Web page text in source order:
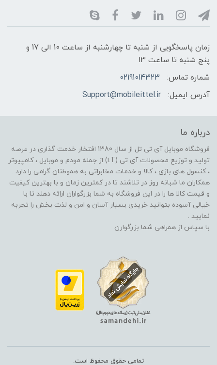
زمان پاسخگویی از شنبه تا چهارشنبه از ساعت 10 الی 17 و
پنج شنبه تا ساعت 13
شماره تماس:
02191014323
آدرس ایمیل:
Support@mobileittel.ir
درباره ما
فروشگاه موبایل آی تی تل از سال 1380 افتخار خدمت گذاری در عرصه
تولید و توزیع محصولات آی تی (i.T) از جمله مودم و موبایل ، کامپیوتر
، کنسول های بازی ، کالا و خدمات مخابراتی به هموطنان گرامی را دارد .
همکاران ما شبانه روز در تلاشند تا در کمترین زمان و با بهترین کیفیت
و قیمت کالا ها را در این فروشگاه به شما بزرگواران ارائه دهند تا با
خیالی آسوده بتوانید خریدی بسیار آسان و امن و لذت بخش را تجربه
نمایید .
با سپاس از همراهی شما بزرگوارن
تمامی حقوق محفوظ است.